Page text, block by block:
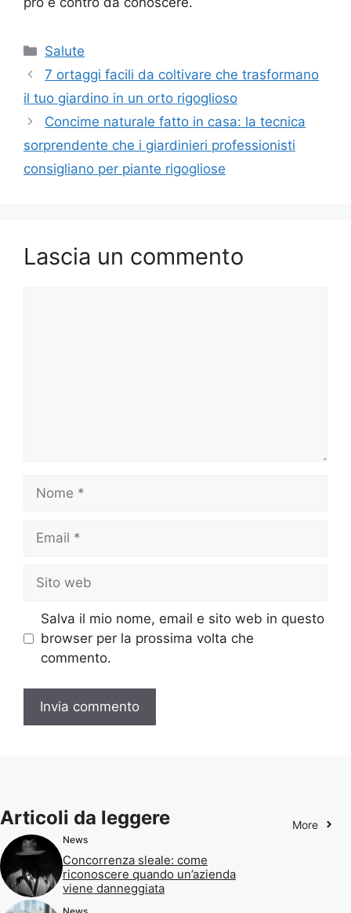
Categorie
Salute
7 ortaggi facili da coltivare che trasformano
il tuo giardino in un orto rigoglioso
Concime naturale fatto in casa: la tecnica
sorprendente che i giardinieri professionisti
consigliano per piante rigogliose
Lascia un commento
Nome
Email
Sito
web
Salva il mio nome, email e sito web in questo
browser per la prossima volta che
commento.
Articoli da leggere More
News
Concorrenza sleale: come
riconoscere quando un’azienda
viene danneggiata